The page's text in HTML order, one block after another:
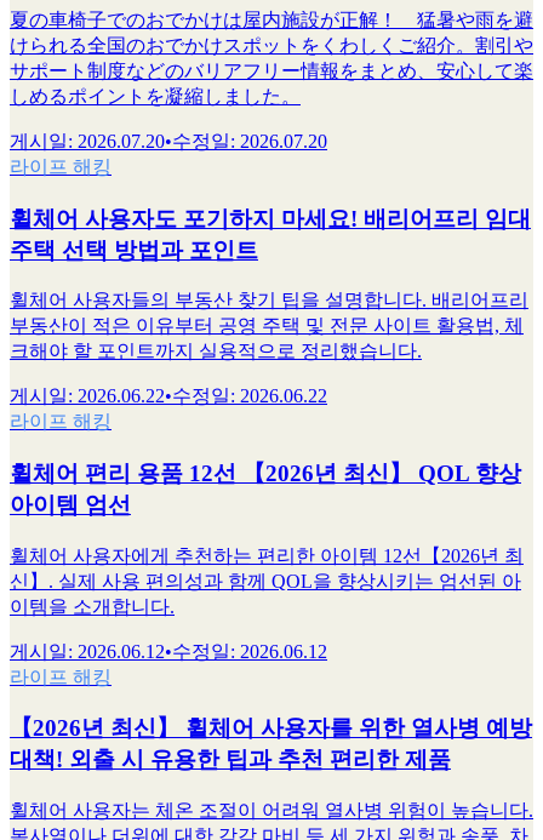
夏の車椅子でのおでかけは屋内施設が正解！ 猛暑や雨を避
けられる全国のおでかけスポットをくわしくご紹介。割引や
サポート制度などのバリアフリー情報をまとめ、安心して楽
しめるポイントを凝縮しました。
게시일: 2026.07.20•수정일: 2026.07.20
라이프 해킹
휠체어 사용자도 포기하지 마세요! 배리어프리 임대
주택 선택 방법과 포인트
휠체어 사용자들의 부동산 찾기 팁을 설명합니다. 배리어프리
부동산이 적은 이유부터 공영 주택 및 전문 사이트 활용법, 체
크해야 할 포인트까지 실용적으로 정리했습니다.
게시일: 2026.06.22•수정일: 2026.06.22
라이프 해킹
휠체어 편리 용품 12선 【2026년 최신】 QOL 향상
아이템 엄선
휠체어 사용자에게 추천하는 편리한 아이템 12선【2026년 최
신】. 실제 사용 편의성과 함께 QOL을 향상시키는 엄선된 아
이템을 소개합니다.
게시일: 2026.06.12•수정일: 2026.06.12
라이프 해킹
【2026년 최신】 휠체어 사용자를 위한 열사병 예방
대책! 외출 시 유용한 팁과 추천 편리한 제품
휠체어 사용자는 체온 조절이 어려워 열사병 위험이 높습니다.